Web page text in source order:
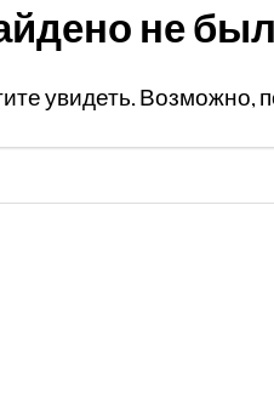
не
увидеть. Возможно,